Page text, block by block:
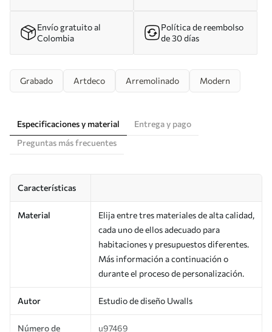
Envío gratuito al
Colombia
Política de reembolso
de 30 días
Grabado Artdeco Arremolinado Modern
Especificaciones y material
Entrega y pago
Preguntas más frecuentes
Características
Material
Elija entre tres materiales de alta calidad,
cada uno de ellos adecuado para
habitaciones y presupuestos diferentes.
Más información a continuación o
durante el proceso de personalización.
Autor Estudio de diseño Uwalls
Número de
u97469